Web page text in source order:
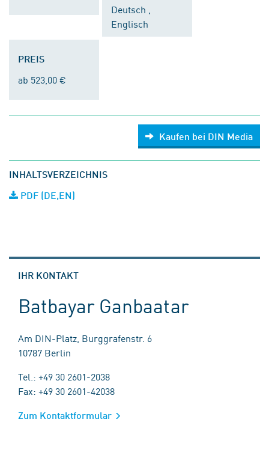
Deutsch ,
Englisch
PREIS
ab 523,00 €
Kaufen bei DIN Media
INHALTSVERZEICHNIS
PDF (DE,EN)
IHR KONTAKT
Batbayar Ganbaatar
Am DIN-Platz, Burggrafenstr. 6
10787 Berlin
Tel.: +49 30 2601-2038
Fax: +49 30 2601-42038
Zum Kontaktformular